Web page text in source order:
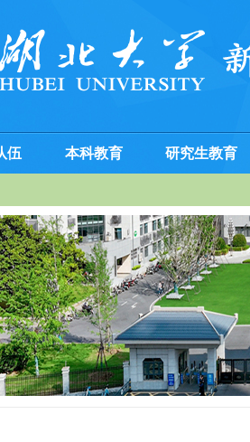
伍 本科教育 研究生教育